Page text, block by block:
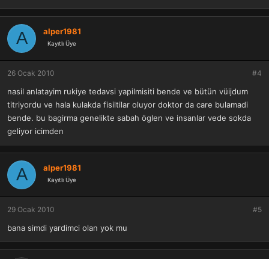
A alper1981
Kayıtlı Üye
26 Ocak 2010 #4
nasil anlatayim rukiye tedavsi yapilmisiti bende ve bütün vüijdum
titriyordu ve hala kulakda fisiltilar oluyor doktor da care bulamadi
bende. bu bagirma genelikte sabah öglen ve insanlar vede sokda
geliyor icimden
A alper1981
Kayıtlı Üye
29 Ocak 2010 #5
bana simdi yardimci olan yok mu